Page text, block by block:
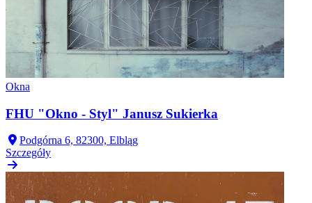
Okna
FHU "Okno - Styl" Janusz Sukierka
Podgórna 6, 82300, Elbląg
Szczegóły